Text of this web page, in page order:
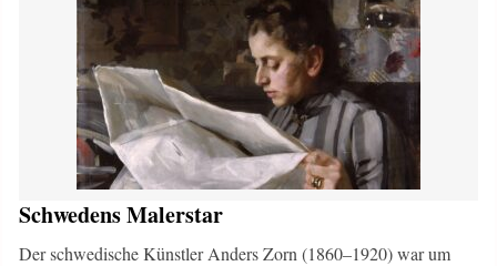
Schwedens Malerstar
Der schwedische Künstler Anders Zorn (1860–1920) war um